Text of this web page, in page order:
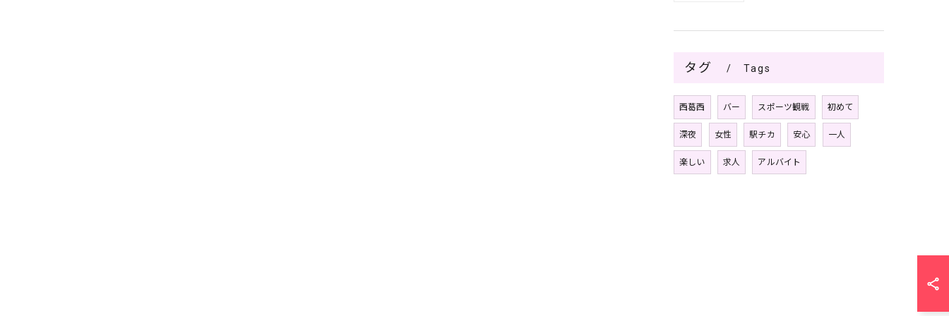
タグ Tags
西葛西 バー スポーツ観戦 初めて
深夜 女性 駅チカ 安心 一人
楽しい 求人 アルバイト